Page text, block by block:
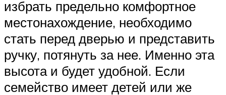
избрать предельно комфортное
местонахождение, необходимо
стать перед дверью и представить
ручку, потянуть за нее. Именно эта
высота и будет удобной. Если
семейство имеет детей или же